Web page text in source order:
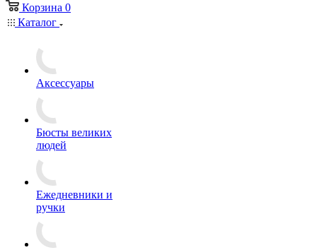
Корзина 0
Каталог
Аксессуары
Бюсты великих
людей
Ежедневники и
ручки